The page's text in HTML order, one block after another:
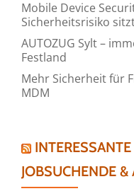
Mobile Device
Sicherheitsrisiko
AUTOZUG Sylt –
Festland
Mehr Sicherheit für
MDM
JOBSUCHENDE &